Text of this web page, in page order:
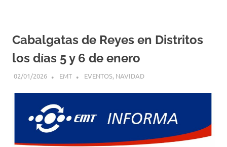
Cabalgatas de Reyes en Distritos
los días 5 y 6 de enero
02/01/2026 EMT EVENTOS, NAVIDAD